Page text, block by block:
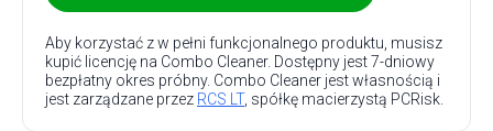
Aby korzystać z w pełni funkcjonalnego produktu, musisz
kupić licencję na Combo Cleaner. Dostępny jest 7-dniowy
bezpłatny okres próbny. Combo Cleaner jest własnością i
jest zarządzane przez RCS LT, spółkę macierzystą PCRisk.